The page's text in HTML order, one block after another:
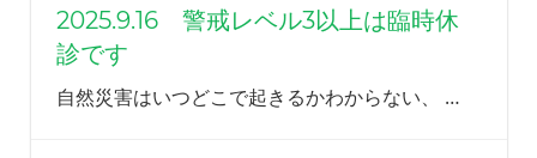
し
ま
2025.9.16 警戒レベル3以上は臨時休
診です
自然災害はいつどこで起きるかわからない、 …